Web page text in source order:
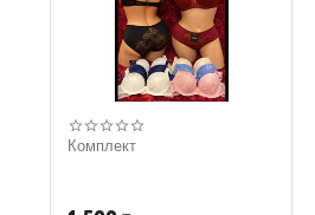
Комплект